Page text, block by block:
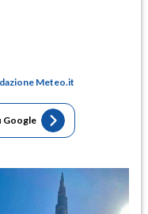
Meteo.it
Google